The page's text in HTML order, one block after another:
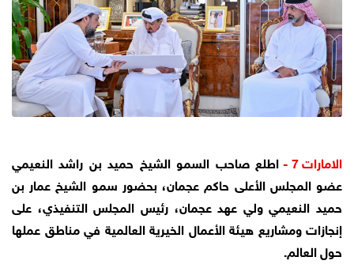
الامارات 7 -
اطلع صاحب السمو الشيخ حميد بن راشد النعيمي
عضو المجلس الأعلى حاكم عجمان، بحضور سمو الشيخ عمار بن
حميد النعيمي ولي عهد عجمان، رئيس المجلس التنفيذي، على
إنجازات ومشاريع هيئة الأعمال الخيرية العالمية في مناطق عملها
حول العالم.